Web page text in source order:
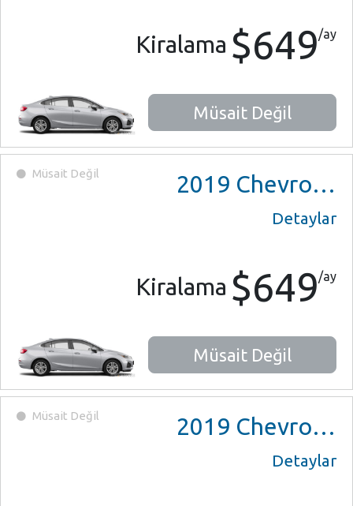
Kiralama $649/ay
Müsait Değil
Müsait Değil 2019 Chevrolet Cruze
Detaylar
Kiralama $649/ay
Müsait Değil
Müsait Değil 2019 Chevrolet Cruze
Detaylar